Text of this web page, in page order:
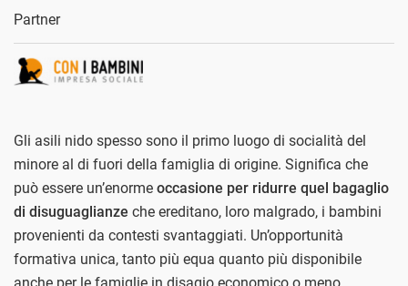
Partner
Gli asili nido spesso sono il primo luogo di socialità del
minore al di fuori della famiglia di origine. Significa che
può essere un’enorme occasione per ridurre quel bagaglio
di disuguaglianze che ereditano, loro malgrado, i bambini
provenienti da contesti svantaggiati. Un’opportunità
formativa unica, tanto più equa quanto più disponibile